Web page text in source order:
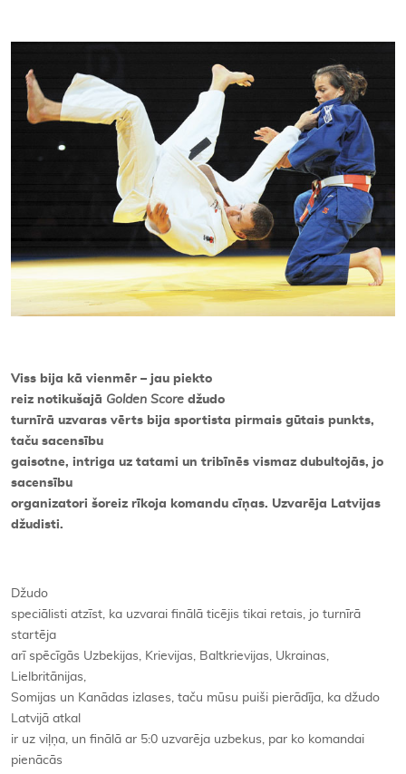
Viss bija kā vienmēr – jau piekto
reiz notikušajā Golden Score džudo
turnīrā uzvaras vērts bija sportista pirmais gūtais punkts,
taču sacensību
gaisotne, intriga uz tatami un tribīnēs vismaz dubultojās, jo
sacensību
organizatori šoreiz rīkoja komandu cīņas. Uzvarēja Latvijas
džudisti.
Džudo
speciālisti atzīst, ka uzvarai finālā ticējis tikai retais, jo turnīrā
startēja
arī spēcīgās Uzbekijas, Krievijas, Baltkrievijas, Ukrainas,
Lielbritānijas,
Somijas un Kanādas izlases, taču mūsu puiši pierādīja, ka džudo
Latvijā atkal
ir uz viļņa, un finālā ar 5:0 uzvarēja uzbekus, par ko komandai
pienācās